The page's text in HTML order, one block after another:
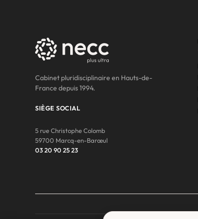
Cabinet pluridisciplinaire en Hauts-de-
France depuis 1994.
SIÈGE SOCIAL
5 rue Christophe Colomb
59700 Marcq-en-Barœul
03 20 90 25 23